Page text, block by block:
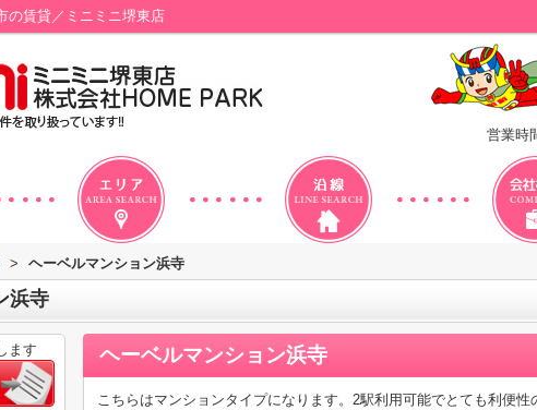
の賃貸／ミニミニ堺東店
営業時
> ヘーベルマンション浜寺
浜寺
ヘーベルマンション浜寺
こちらはマンションタイプになります。2駅利用可能でとても利便
ます